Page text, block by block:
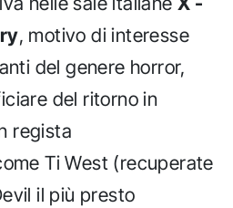
, motivo di interesse
del genere horror,
del ritorno in
regista
Ti West (recuperate
il più presto